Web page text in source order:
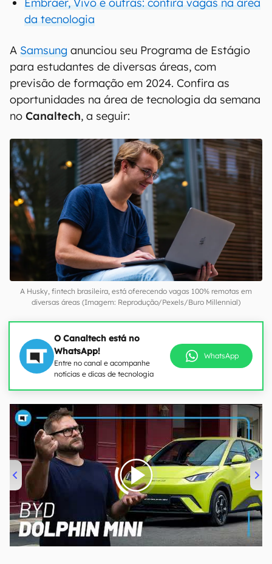
da tecnologia
A Samsung anunciou seu Programa de Estágio
para estudantes de diversas áreas, com
previsão de formação em 2024. Confira as
oportunidades na área de tecnologia da semana
no Canaltech, a seguir:
A Husky, fintech brasileira, está oferecendo vagas 100% remotas em
diversas áreas (Imagem: Reprodução/Pexels/Buro Millennial)
O Canaltech está no
WhatsApp!
Entre no canal e acompanhe
notícias e dicas de tecnologia
WhatsApp